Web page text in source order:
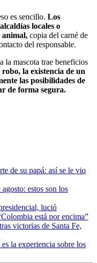
es sencillo. Los
locales o
animal, copia del carné de
del responsable.
la mascota trae beneficios
la existencia de un
las posibilidades de
de forma segura.
de su papá: así se le vio
estos son los
lució
está por encima”
victorias de Santa Fe,
la experiencia sobre los